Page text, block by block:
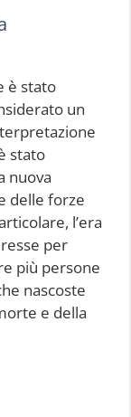
è stato
un
stato
nuova
delle forze
l’era
per
più persone
nascoste
e della